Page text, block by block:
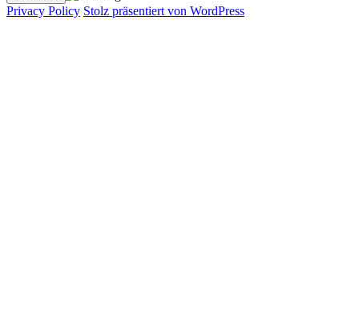
Privacy Policy Stolz präsentiert von WordPress